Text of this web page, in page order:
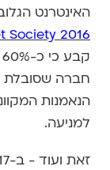
האינטרנט
Society 2016
חברה שסובלת
למניעה.
זאת ועוד - ב-2017,